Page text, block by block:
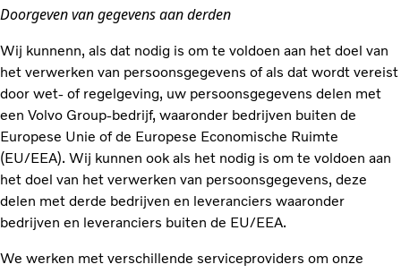
Doorgeven van gegevens aan derden
Wij kunnenn, als dat nodig is om te voldoen aan het doel van
het verwerken van persoonsgegevens of als dat wordt vereist
door wet- of regelgeving, uw persoonsgegevens delen met
een Volvo Group-bedrijf, waaronder bedrijven buiten de
Europese Unie of de Europese Economische Ruimte
(EU/EEA). Wij kunnen ook als het nodig is om te voldoen aan
het doel van het verwerken van persoonsgegevens, deze
delen met derde bedrijven en leveranciers waaronder
bedrijven en leveranciers buiten de EU/EEA.
We werken met verschillende serviceproviders om onze